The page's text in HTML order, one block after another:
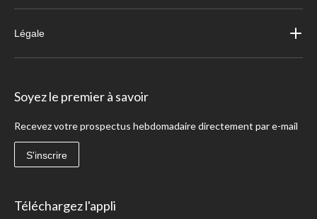
Légale
Soyez le premier à savoir
Recevez votre prospectus hebdomadaire directement par e-mail
S'inscrire
Téléchargez l'appli